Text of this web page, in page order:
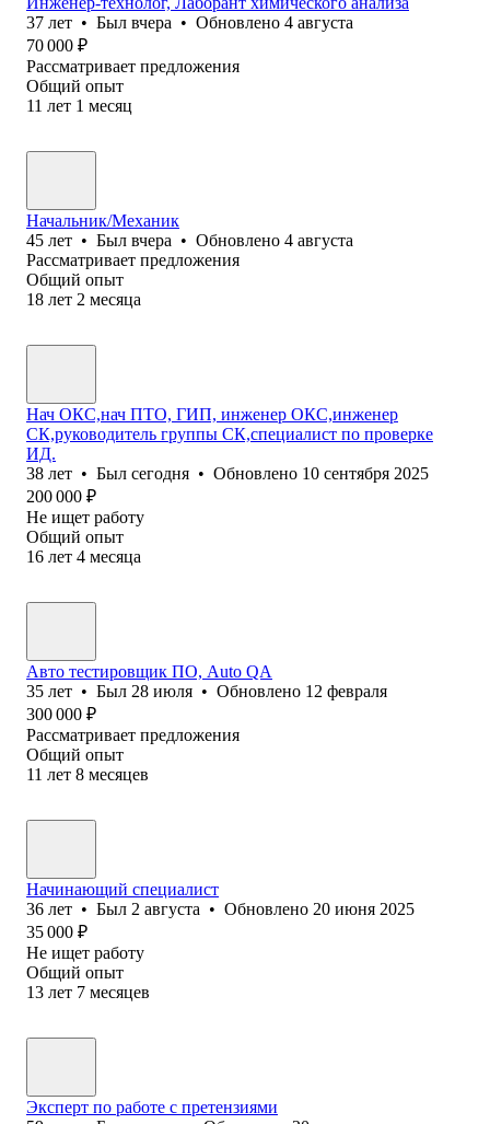
37 лет • Был вчера • Обновлено 4 августа
70 000 ₽
Рассматривает предложения
Общий опыт
11 лет 1 месяц
Начальник/Механик
45 лет • Был вчера • Обновлено 4 августа
Рассматривает предложения
Общий опыт
18 лет 2 месяца
Нач ОКС,нач ПТО, ГИП, инженер ОКС,инженер
СК,руководитель группы СК,специалист по проверке
ИД.
38 лет • Был сегодня • Обновлено 10 сентября 2025
200 000 ₽
Не ищет работу
Общий опыт
16 лет 4 месяца
Авто тестировщик ПО, Auto QA
35 лет • Был 28 июля • Обновлено 12 февраля
300 000 ₽
Рассматривает предложения
Общий опыт
11 лет 8 месяцев
Начинающий специалист
36 лет • Был 2 августа • Обновлено 20 июня 2025
35 000 ₽
Не ищет работу
Общий опыт
13 лет 7 месяцев
Эксперт по работе с претензиями